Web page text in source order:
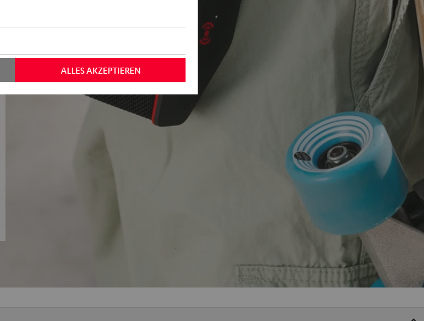
ALLES AKZEPTIEREN